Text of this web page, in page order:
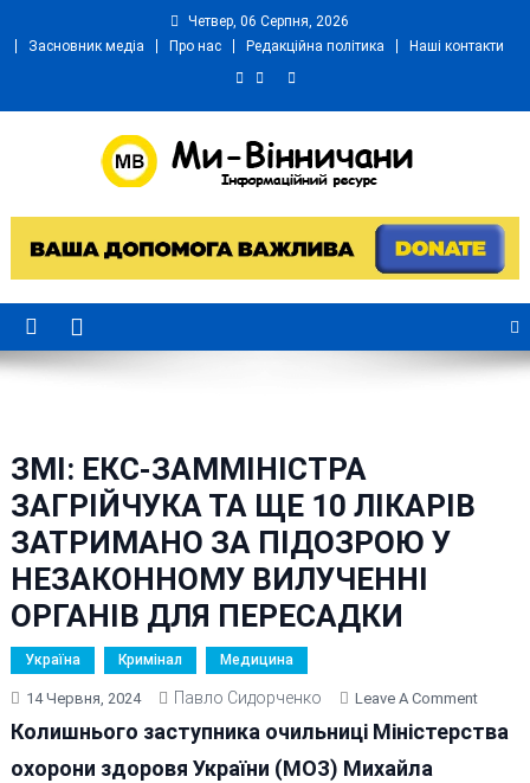
Четвер, 06 Серпня, 2026
Засновник медіа
Про нас Редакційна політика Наші контакти
Ми Вінничани
ЗМІ: ЕКС-ЗАММІНІСТРА
ЗАГРІЙЧУКА ТА ЩЕ 10 ЛІКАРІВ
ЗАТРИМАНО ЗА ПІДОЗРОЮ У
НЕЗАКОННОМУ ВИЛУЧЕННІ
ОРГАНІВ ДЛЯ ПЕРЕСАДКИ
Україна Кримінал Медицина
14 Червня, 2024 Павло Сидорченко Leave A CommentOn
ЗМІ:
Колишнього заступника очильниці Міністерства
охорони здоровя України (МОЗ) Михайла